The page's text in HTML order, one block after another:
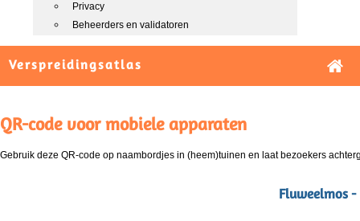
Privacy
Beheerders en validatoren
Verspreidingsatlas
QR-code voor mobiele apparaten
Gebruik deze QR-code op naambordjes in (heem)tuinen en laat bezoekers
Fluweelmos